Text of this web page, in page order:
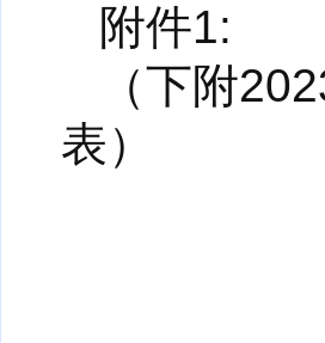
附件1:
（下附
表）